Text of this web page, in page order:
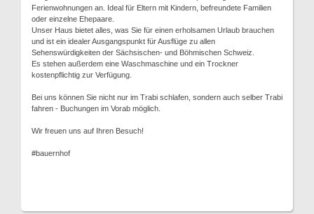
Ferienwohnungen an. Ideal für Eltern mit Kindern, befreundete Familien
oder einzelne Ehepaare.
Unser Haus bietet alles, was Sie für einen erholsamen Urlaub brauchen
und ist ein idealer Ausgangspunkt für Ausflüge zu allen
Sehenswürdigkeiten der Sächsischen- und Böhmischen Schweiz.
Es stehen außerdem eine Waschmaschine und ein Trockner
kostenpflichtig zur Verfügung.
Bei uns können Sie nicht nur im Trabi schlafen, sondern auch selber Trabi
fahren - Buchungen im Vorab möglich.
Wir freuen uns auf Ihren Besuch!
#bauernhof